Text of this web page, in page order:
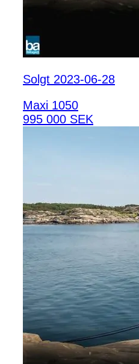
Solgt 2023-06-28
Maxi 1050
995 000 SEK